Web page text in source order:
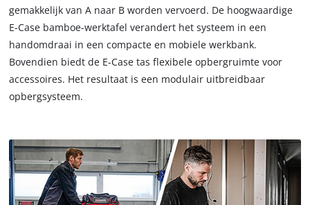
gemakkelijk van A naar B worden vervoerd. De hoogwaardige
E-Case bamboe-werktafel verandert het systeem in een
handomdraai in een compacte en mobiele werkbank.
Bovendien biedt de E-Case tas flexibele opbergruimte voor
accessoires. Het resultaat is een modulair uitbreidbaar
opbergsysteem.